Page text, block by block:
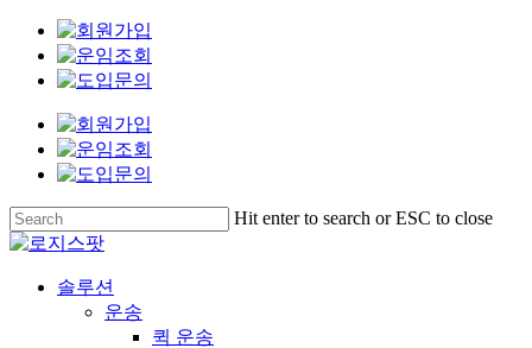
Skip
content
Hit enter to search or ESC to close
Close
Menu
솔루션
운송
퀵 운송